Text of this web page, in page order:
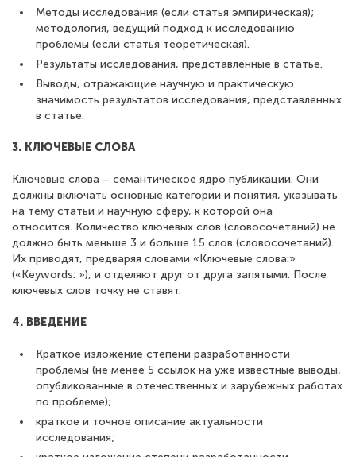
Методы исследования (если статья эмпирическая);
методология, ведущий подход к исследованию
проблемы (если статья теоретическая).
Результаты исследования, представленные в статье.
Выводы, отражающие научную и практическую
значимость результатов исследования, представленных
в статье.
3. КЛЮЧЕВЫЕ СЛОВА
Ключевые слова – семантическое ядро публикации. Они
должны включать основные категории и понятия, указывать
на тему статьи и научную сферу, к которой она
относится. Количество ключевых слов (словосочетаний) не
должно быть меньше 3 и больше 15 слов (словосочетаний).
Их приводят, предваряя словами «Ключевые слова:»
(«Keywords: »), и отделяют друг от друга запятыми. После
ключевых слов точку не ставят.
4. ВВЕДЕНИЕ
Краткое изложение степени разработанности
проблемы (не менее 5 ссылок на уже известные выводы,
опубликованные в отечественных и зарубежных работах
по проблеме);
краткое и точное описание актуальности
исследования;